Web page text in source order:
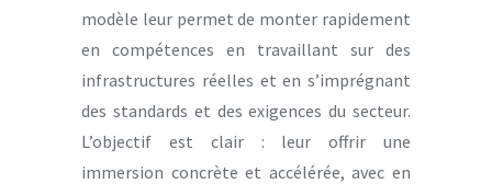
modèle leur permet de monter rapidement
en compétences en travaillant sur des
infrastructures réelles et en s’imprégnant
des standards et des exigences du secteur.
L’objectif est clair : leur offrir une
immersion concrète et accélérée, avec en